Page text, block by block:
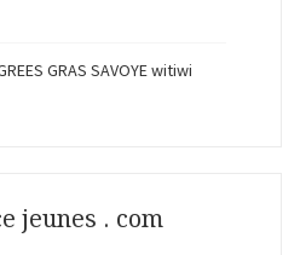
GRAS SAVOYE witiwi
jeunes . com